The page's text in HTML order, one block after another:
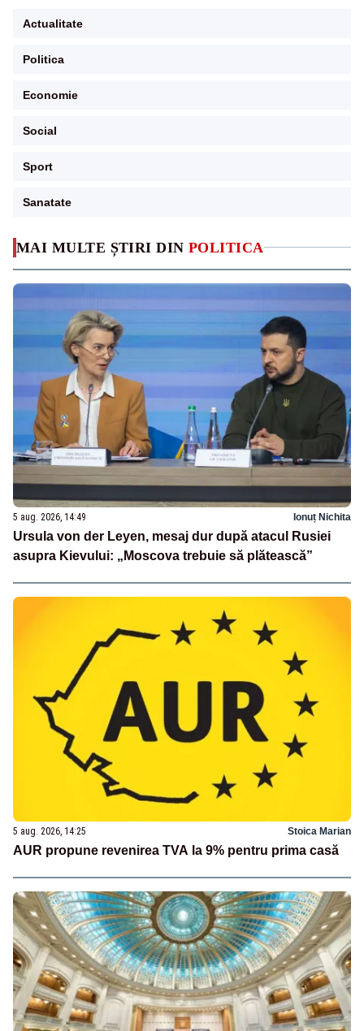
MAI MULTE ȘTIRI DIN POLITICA
5 aug. 2026, 14:49 Ionuț Nichita
Ursula von der Leyen, mesaj dur după atacul Rusiei
asupra Kievului: „Moscova trebuie să plătească”
5 aug. 2026, 14:25 Stoica Marian
AUR propune revenirea TVA la 9% pentru prima casă
Actualitate
Politica
Economie
Social
Sport
Sanatate